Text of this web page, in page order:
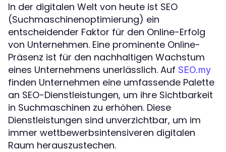
In der digitalen Welt von heute ist SEO
(Suchmaschinenoptimierung) ein
entscheidender Faktor für den Online-Erfolg
von Unternehmen. Eine prominente Online-
Präsenz ist für den nachhaltigen Wachstum
eines Unternehmens unerlässlich. Auf SEO.my
finden Unternehmen eine umfassende Palette
an SEO-Dienstleistungen, um ihre Sichtbarkeit
in Suchmaschinen zu erhöhen. Diese
Dienstleistungen sind unverzichtbar, um im
immer wettbewerbsintensiveren digitalen
Raum herauszustechen.